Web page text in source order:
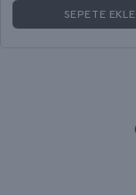
SEPETE EKLE